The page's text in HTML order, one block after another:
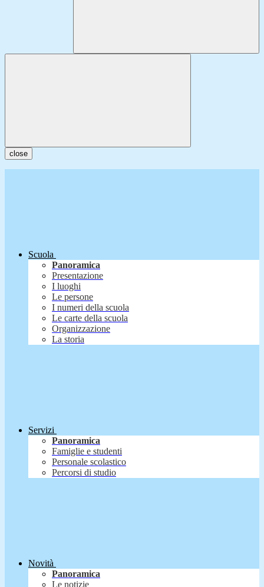
close
Scuola
Panoramica
Presentazione
I luoghi
Le persone
I numeri della scuola
Le carte della scuola
Organizzazione
La storia
Servizi
Panoramica
Famiglie e studenti
Personale scolastico
Percorsi di studio
Novità
Panoramica
Le notizie